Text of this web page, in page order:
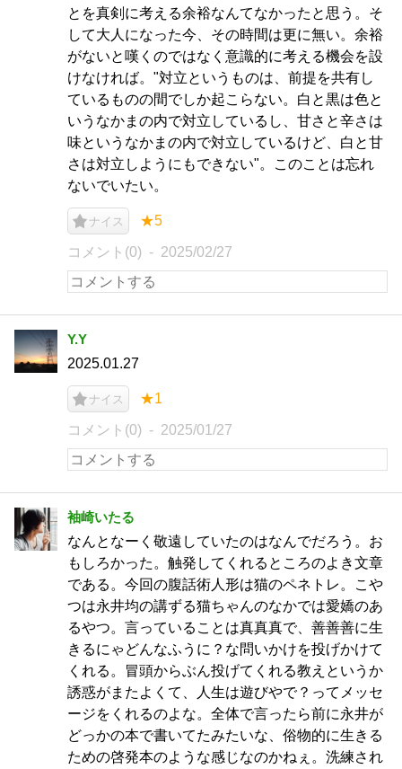
とを真剣に考える余裕なんてなかったと思う。そ
して大人になった今、その時間は更に無い。余裕
がないと嘆くのではなく意識的に考える機会を設
けなければ。"対立というものは、前提を共有し
ているものの間でしか起こらない。白と黒は色と
いうなかまの内で対立しているし、甘さと辛さは
味というなかまの内で対立しているけど、白と甘
さは対立しようにもできない"。このことは忘れ
ないでいたい。
ナイス ★5
コメント(0) 2025/02/27
Y.Y
2025.01.27
ナイス ★1
コメント(0) 2025/01/27
袖崎いたる
なんとなーく敬遠していたのはなんでだろう。お
もしろかった。触発してくれるところのよき文章
である。今回の腹話術人形は猫のペネトレ。こや
つは永井均の講ずる猫ちゃんのなかでは愛嬌のあ
るやつ。言っていることは真真真で、善善善に生
きるにゃどんなふうに？な問いかけを投げかけて
くれる。冒頭からぶん投げてくれる教えというか
誘惑がまたよくて、人生は遊びやで？ってメッセ
ージをくれるのよな。全体で言ったら前に永井が
どっかの本で書いてたみたいな、俗物的に生きる
ための啓発本のような感じなのかねぇ。洗練され